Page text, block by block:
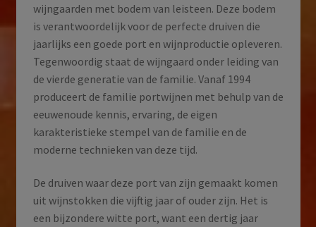
wijngaarden met bodem van leisteen. Deze bodem
is verantwoordelijk voor de perfecte druiven die
jaarlijks een goede port en wijnproductie opleveren.
Tegenwoordig staat de wijngaard onder leiding van
de vierde generatie van de familie. Vanaf 1994
produceert de familie portwijnen met behulp van de
eeuwenoude kennis, ervaring, de eigen
karakteristieke stempel van de familie en de
moderne technieken van deze tijd.
De druiven waar deze port van zijn gemaakt komen
uit wijnstokken die vijftig jaar of ouder zijn. Het is
een bijzondere witte port, want een dertig jaar